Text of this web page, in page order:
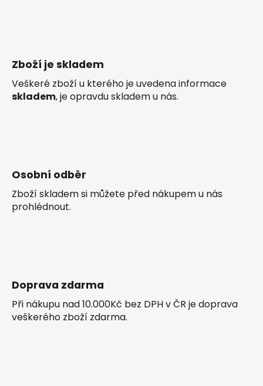
k
y
Zboží je skladem
Veškeré zboží u kterého je uvedena informace
skladem, je opravdu skladem u nás.
Osobní odběr
Zboží skladem si můžete před nákupem u nás
prohlédnout.
Doprava zdarma
Při nákupu nad 10.000Kč bez DPH v ČR je doprava
veškerého zboží zdarma.